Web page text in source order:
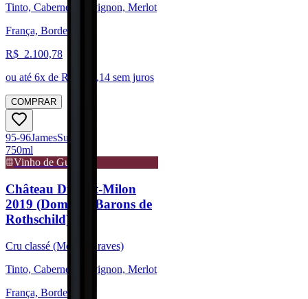
Tinto, Cabernet Sauvignon, Merlot
França, Bordeaux
R$ 2.100,78
ou até 6x de R$ 350,14 sem juros
COMPRAR
95-96JamesSuckling
750ml
Vinho de Guarda
Château Duhart-Milon
2019 (Domaine Barons de
Rothschild)
Cru classé (Médoc/Graves)
Tinto, Cabernet Sauvignon, Merlot
França, Bordeaux